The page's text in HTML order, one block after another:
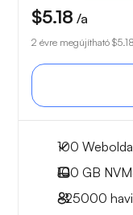
$5.18 /a
2 évre megújítható $5.18
100
100 GB
~25000